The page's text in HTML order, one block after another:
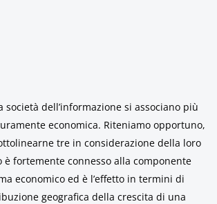
società dell’informazione si associano più
economica. Riteniamo opportuno,
tre in considerazione della loro
è fortemente connesso alla componente
economico ed è l’effetto in termini di
geografica della crescita di una